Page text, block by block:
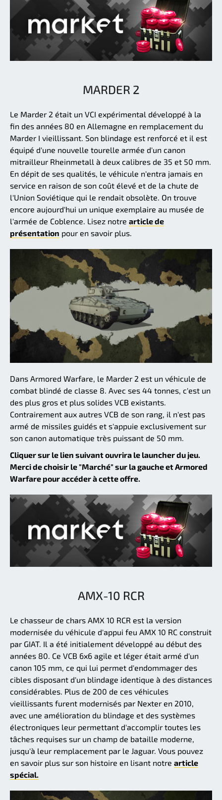
MARDER 2
Le Marder 2 était un VCI expérimental développé à la
fin des années 80 en Allemagne en remplacement du
Marder I vieillissant. Son blindage est renforcé et il est
équipé d'une nouvelle tourelle armée d'un canon
mitrailleur Rheinmetall à deux calibres de 35 et 50 mm.
En dépit de ses qualités, le véhicule n'entra jamais en
service en raison de son coût élevé et de la chute de
l'Union Soviétique qui le rendait obsolète. On trouve
encore aujourd'hui un unique exemplaire au musée de
l'armée de Coblence. Lisez notre article de
présentation pour en savoir plus.
Dans Armored Warfare, le Marder 2 est un véhicule de
combat blindé de classe 8. Avec ses 44 tonnes, c'est un
des plus gros et plus solides VCB existants.
Contrairement aux autres VCB de son rang, il n'est pas
armé de missiles guidés et s'appuie exclusivement sur
son canon automatique très puissant de 50 mm.
Cliquer sur le lien suivant ouvrira le launcher du jeu.
Merci de choisir le "Marché" sur la gauche et Armored
Warfare pour accéder à cette offre.
AMX-10 RCR
Le chasseur de chars AMX 10 RCR est la version
modernisée du véhicule d'appui feu AMX 10 RC construit
par GIAT. Il a été initialement développé au début des
années 80. Ce VCB 6x6 agile et léger était armé d'un
canon 105 mm, ce qui lui permet d'endommager des
cibles disposant d'un blindage identique à des distances
considérables. Plus de 200 de ces véhicules
vieillissants furent modernisés par Nexter en 2010,
avec une amélioration du blindage et des systèmes
électroniques leur permettant d'accomplir toutes les
tâches requises sur un champ de bataille moderne,
jusqu'à leur remplacement par le Jaguar. Vous pouvez
en savoir plus sur son histoire en lisant notre article
spécial.